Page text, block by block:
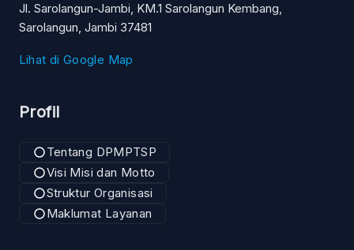
Jl. Sarolangun-Jambi, KM.1 Sarolangun Kembang,
Sarolangun, Jambi 37481
Lihat di Google Map
Profil
Tentang DPMPTSP
Visi Misi dan Motto
Struktur Organisasi
Maklumat Layanan